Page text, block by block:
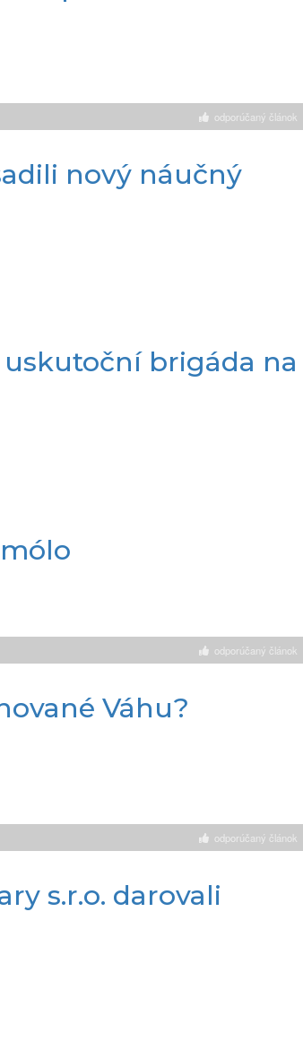
odporúčaný článok
nový náučný
uskutoční brigáda na
odporúčaný článok
Váhu?
odporúčaný článok
s.r.o. darovali